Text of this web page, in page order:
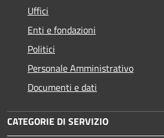
Uffici
Enti e fondazioni
Politici
Personale Amministrativo
Documenti e dati
CATEGORIE DI SERVIZIO